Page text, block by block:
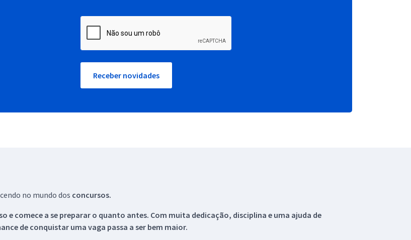
Receber novidades
no mundo dos concursos.
e comece a se preparar o quanto antes. Com muita dedicação, disciplina e uma ajuda de
de conquistar uma vaga passa a ser bem maior.